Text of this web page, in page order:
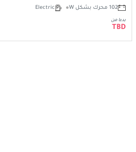
102 محرك بشكل W Electric
بدءا من
TBD